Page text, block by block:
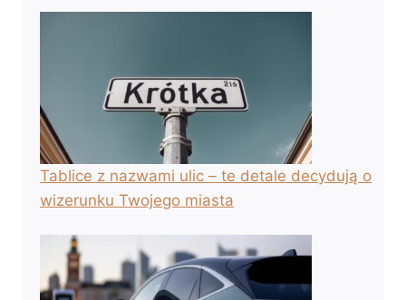
Tablice z nazwami ulic – te detale decydują o
wizerunku Twojego miasta